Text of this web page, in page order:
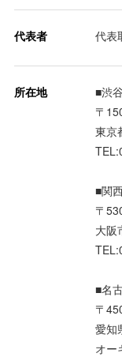
代表者 代表
所在地
■渋
〒
東京
■関
〒
大阪
■名
〒
愛知
オー